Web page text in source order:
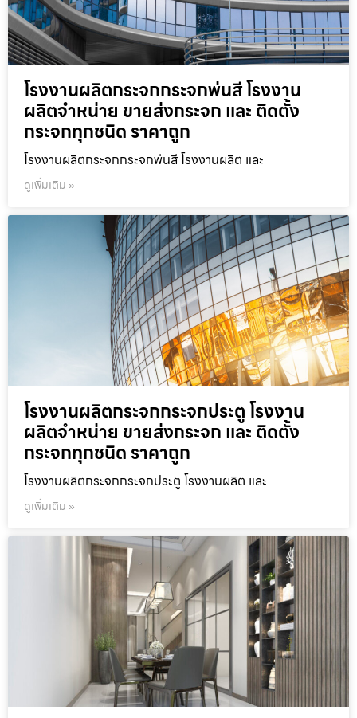
โรงงานผลิตกระจกกระจกพ่นสี โรงงาน
ผลิตจำหน่าย ขายส่งกระจก และ ติดตั้ง
กระจกทุกชนิด ราคาถูก
โรงงานผลิตกระจกกระจกพ่นสี โรงงานผลิต และ
ดูเพิ่มเติม »
โรงงานผลิตกระจกกระจกประตู โรงงาน
ผลิตจำหน่าย ขายส่งกระจก และ ติดตั้ง
กระจกทุกชนิด ราคาถูก
โรงงานผลิตกระจกกระจกประตู โรงงานผลิต และ
ดูเพิ่มเติม »